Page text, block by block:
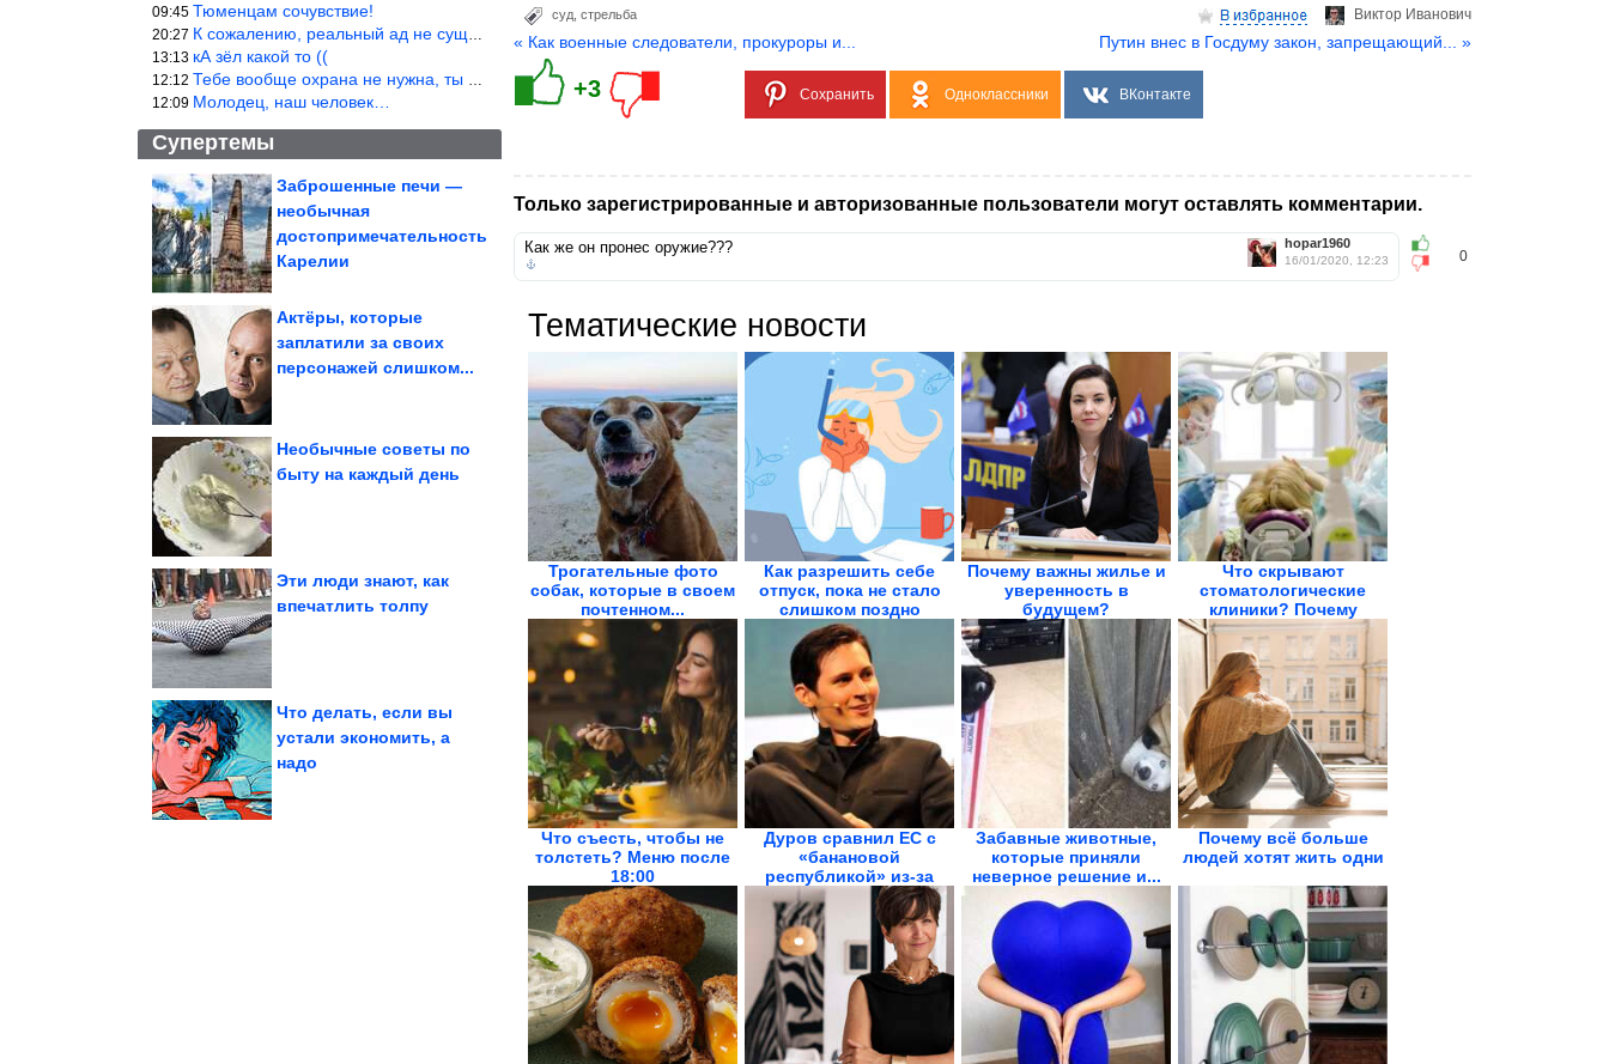
09:45 Тюменцам сочувствие!
20:27 К сожалению, реальный ад не существует.
13:13 кА зёл какой то ((
12:12 Тебе вообще охрана не нужна, ты никакой ценности не представляеш
12:09 Молодец, наш человек…
Супертемы
Заброшенные печи —
необычная
достопримечательность
Карелии
Куда пропал «король
Актёры, которые
заплатили за своих
персонажей слишком...
Необычные советы по
быту на каждый день
Эти люди знают, как
впечатлить толпу
Что делать, если вы
устали экономить, а
надо
С помощью новой
модели предсказали
Виктор Иванович
суд стрельба
« Как военные следователи, прокуроры и... Путин внес в Госдуму закон, запрещающий... »
+3 Сохранить Одноклассники ВКонтакте
Только зарегистрированные и авторизованные пользователи могут оставлять комментарии.
0
hopar1960
16/01/2020, 12:23
Как же он пронес оружие???
Тематические новости
Трогательные фото
собак, которые в своем
почтенном...
Как разрешить себе
отпуск, пока не стало
слишком поздно
Почему важны жилье и
уверенность в
будущем?
Демография...
Что скрывают
стоматологические
клиники? Почему
имплантат...
Что съесть, чтобы не
толстеть? Меню после
18:00
Дуров сравнил ЕС с
«банановой
республикой» из-за
закона о...
Забавные животные,
которые приняли
неверное решение и...
Почему всё больше
людей хотят жить одни